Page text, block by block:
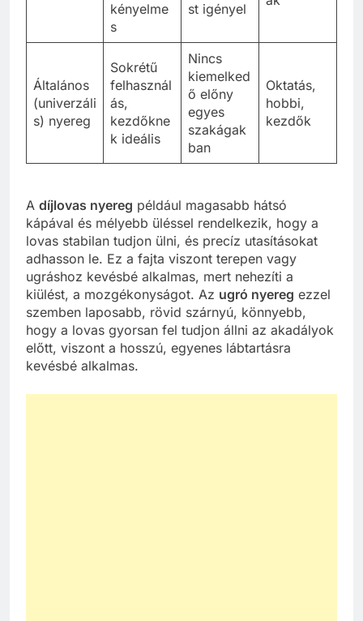
kényelme
s
st igényel
Általános
(univerzáli
s) nyereg
Sokrétű
felhasznál
ás,
kezdőkne
k ideális
Nincs
kiemelked
ő előny
egyes
szakágak
ban
Oktatás,
hobbi,
kezdők
A díjlovas nyereg például magasabb hátsó
kápával és mélyebb üléssel rendelkezik, hogy a
lovas stabilan tudjon ülni, és precíz utasításokat
adhasson le. Ez a fajta viszont terepen vagy
ugráshoz kevésbé alkalmas, mert nehezíti a
kiülést, a mozgékonyságot. Az ugró nyereg ezzel
szemben laposabb, rövid szárnyú, könnyebb,
hogy a lovas gyorsan fel tudjon állni az akadályok
előtt, viszont a hosszú, egyenes lábtartásra
kevésbé alkalmas.